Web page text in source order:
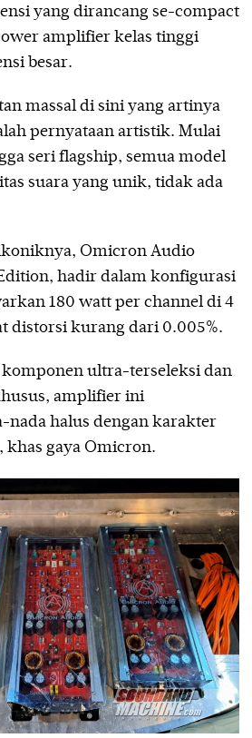
yang dirancang se-compact
amplifier kelas tinggi
besar.
massal di sini yang artinya
pernyataan artistik. Mulai
seri flagship, semua model
suara yang unik, tidak ada
Omicron Audio
hadir dalam konfigurasi
180 watt per channel di 4
distorsi kurang dari 0.005%.
ultra-terseleksi dan
amplifier ini
nada halus dengan karakter
khas gaya Omicron.